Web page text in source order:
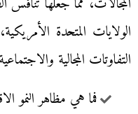
الولايات المتحدة
التفاوتات المجالية
فما هي مظاهر النمو